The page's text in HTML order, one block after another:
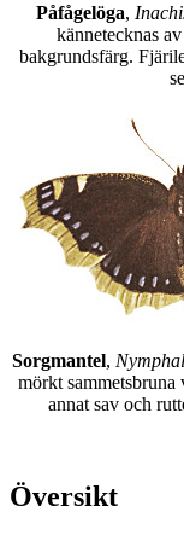
Påfågelöga,
kännetecknas
bakgrundsfärg.
Sorgmantel,
mörkt
annat sav och
Översikt